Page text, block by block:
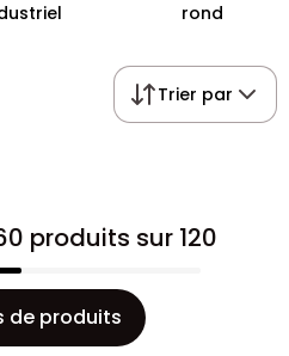
rond
Trier par
produits sur 120
de produits